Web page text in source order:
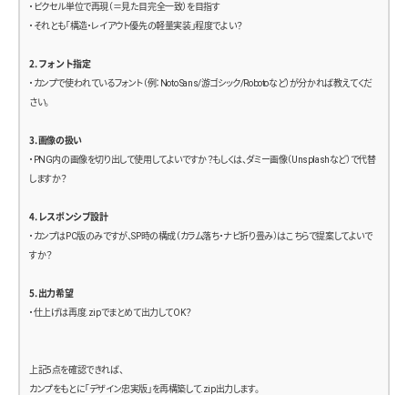
・ピクセル単位で再現（＝見た目完全一致）を目指す
・それとも「構造・レイアウト優先の軽量実装」程度でよい？
2. フォント指定
・カンプで使われているフォント（例：Noto Sans/游ゴシック/Robotoなど）が分かれば教えてくだ
さい。
3. 画像の扱い
・PNG内の画像を切り出して使用してよいですか？もしくは、ダミー画像（Unsplashなど）で代替
しますか？
4. レスポンシブ設計
・カンプはPC版のみですが、SP時の構成（カラム落ち・ナビ折り畳み）はこちらで提案してよいで
すか？
5. 出力希望
・仕上げは再度.zipでまとめて出力してOK？
上記5点を確認できれば、
カンプをもとに「デザイン忠実版」を再構築して.zip出力します。